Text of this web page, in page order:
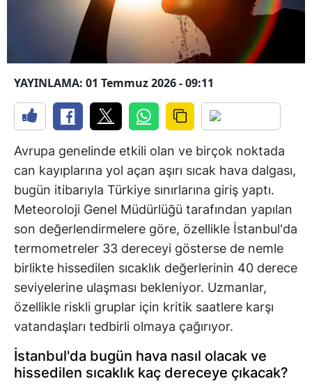
YAYINLAMA: 01 Temmuz 2026 - 09:11
Avrupa genelinde etkili olan ve birçok noktada
can kayıplarına yol açan aşırı sıcak hava dalgası,
bugün itibarıyla Türkiye sınırlarına giriş yaptı.
Meteoroloji Genel Müdürlüğü tarafından yapılan
son değerlendirmelere göre, özellikle İstanbul'da
termometreler 33 dereceyi gösterse de nemle
birlikte hissedilen sıcaklık değerlerinin 40 derece
seviyelerine ulaşması bekleniyor. Uzmanlar,
özellikle riskli gruplar için kritik saatlere karşı
vatandaşları tedbirli olmaya çağırıyor.
İstanbul'da bugün hava nasıl olacak ve
hissedilen sıcaklık kaç dereceye çıkacak?